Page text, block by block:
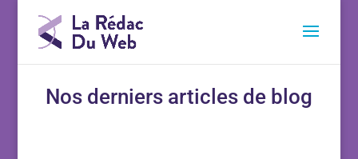
Nos derniers articles de blog